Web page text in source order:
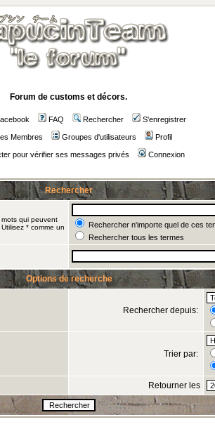
Forum de customs et décors.
FAQ Rechercher S'enregistrer
Membres Groupes d'utilisateurs Profil
pour vérifier ses messages privés
Connexion
Rechercher
qui peuvent
* comme un
Rechercher n'importe quel de ces
Rechercher tous les termes
Options de recherche
Rechercher depuis:
Trier par:
Retourner les